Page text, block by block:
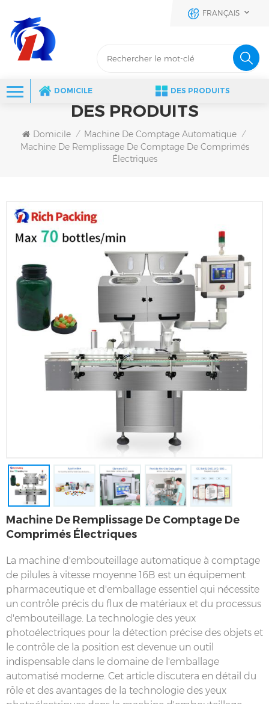
FRANÇAIS
DOMICILE DES PRODUITS
DES PRODUITS
Domicile / Machine De Comptage Automatique /
Machine De Remplissage De Comptage De Comprimés
Électriques
Machine De Remplissage De Comptage De
Comprimés Électriques
La machine d'embouteillage automatique à comptage
de pilules à vitesse moyenne 16B est un équipement
pharmaceutique et d'emballage essentiel qui nécessite
un contrôle précis du flux de matériaux et du processus
d'embouteillage. La technologie des yeux
photoélectriques pour la détection précise des objets et
le contrôle de la position est devenue un outil
indispensable dans le domaine de l'emballage
automatisé moderne. Cet article discutera en détail du
rôle et des avantages de la technologie des yeux